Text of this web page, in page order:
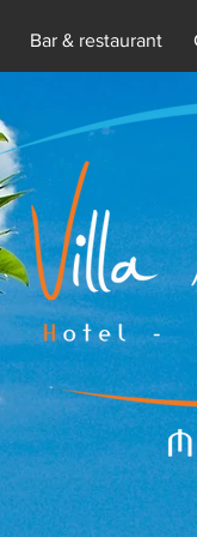
Bar & restaurant